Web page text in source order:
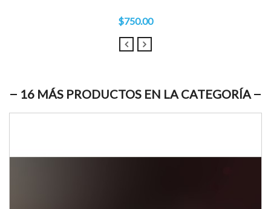
$750.00
16 MÁS PRODUCTOS EN LA CATEGORÍA